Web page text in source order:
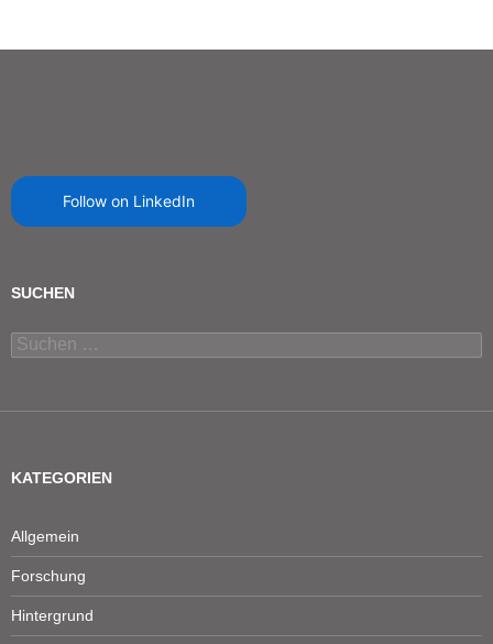
Follow on LinkedIn
SUCHEN
Suchen
nach:
KATEGORIEN
Allgemein
Forschung
Hintergrund